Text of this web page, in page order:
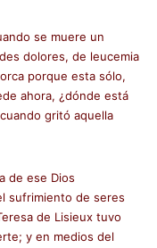
se muere un
dolores, de leucemia
porque esta sólo,
ahora, ¿dónde está
gritó aquella
de ese Dios
sufrimiento de seres
de Lisieux tuvo
y en medios del